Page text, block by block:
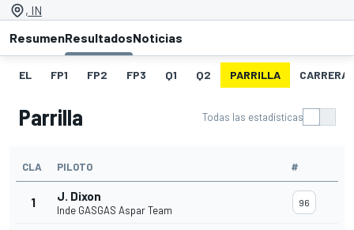
, IN
ResumenResultadosNoticias
EL FP1 FP2 FP3 Q1 Q2 PARRILLA CARRERA
Parrilla Todas las estadísticas
CLA PILOTO #
1 J. Dixon
Inde GASGAS Aspar Team
96